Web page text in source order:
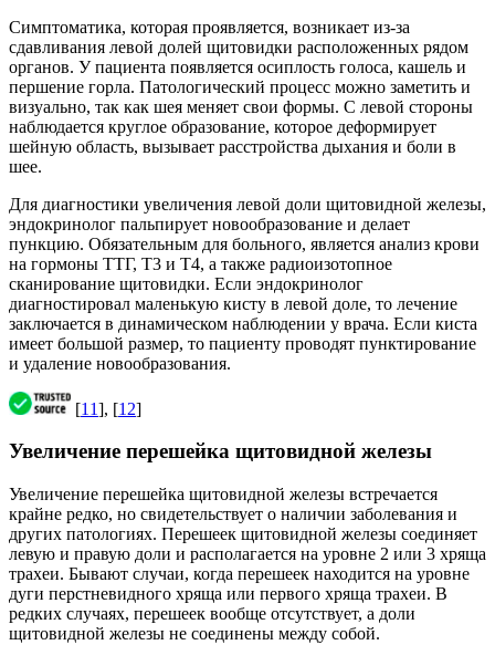
Симптоматика, которая проявляется, возникает из-за
сдавливания левой долей щитовидки расположенных рядом
органов. У пациента появляется осиплость голоса, кашель и
першение горла. Патологический процесс можно заметить и
визуально, так как шея меняет свои формы. С левой стороны
наблюдается круглое образование, которое деформирует
шейную область, вызывает расстройства дыхания и боли в
шее.
Для диагностики увеличения левой доли щитовидной железы,
эндокринолог пальпирует новообразование и делает
пункцию. Обязательным для больного, является анализ крови
на гормоны ТТГ, Т3 и Т4, а также радиоизотопное
сканирование щитовидки. Если эндокринолог
диагностировал маленькую кисту в левой доле, то лечение
заключается в динамическом наблюдении у врача. Если киста
имеет большой размер, то пациенту проводят пунктирование
и удаление новообразования.
[11], [12]
Увеличение перешейка щитовидной железы
Увеличение перешейка щитовидной железы встречается
крайне редко, но свидетельствует о наличии заболевания и
других патологиях. Перешеек щитовидной железы соединяет
левую и правую доли и располагается на уровне 2 или 3 хряща
трахеи. Бывают случаи, когда перешеек находится на уровне
дуги перстневидного хряща или первого хряща трахеи. В
редких случаях, перешеек вообще отсутствует, а доли
щитовидной железы не соединены между собой.